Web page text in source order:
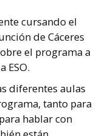
cursando el
de Cáceres
el programa a
ESO.
diferentes aulas
tanto para
hablar con